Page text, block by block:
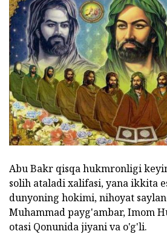
Abu Bakr qisqa hukmronligi
solih ataladi xalifasi, yana ikkita
dunyoning hokimi, nihoyat
Muhammad payg'ambar, Imom
otasi Qonunida jiyani va o'g'li.